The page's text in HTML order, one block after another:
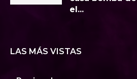
el...
LAS MÁS VISTAS